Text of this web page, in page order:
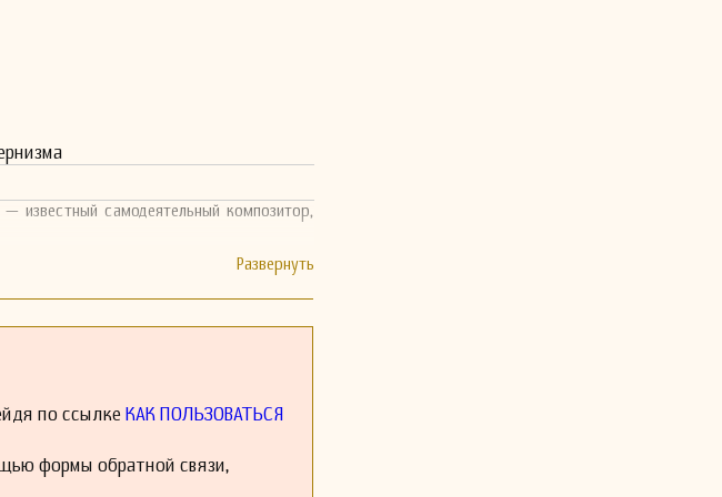
известный самодеятельный композитор,
по ссылке КАК ПОЛЬЗОВАТЬСЯ
формы обратной связи,